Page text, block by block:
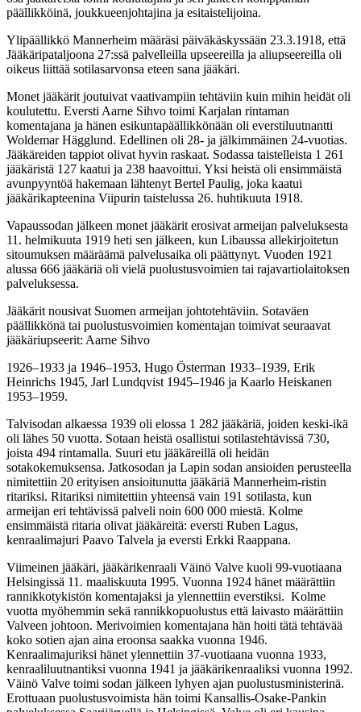
päällikköinä, joukkueenjohtajina ja esitaistelijoina.
Ylipäällikkö Mannerheim määräsi päiväkäskyssään 23.3.1918, että
Jääkäripataljoona 27:ssä palvelleilla upseereilla ja aliupseereilla oli
oikeus liittää sotilasarvonsa eteen sana jääkäri.
Monet jääkärit joutuivat vaativampiin tehtäviin kuin mihin heidät oli
koulutettu. Eversti Aarne Sihvo toimi Karjalan rintaman
komentajana ja hänen esikuntapäällikkönään oli everstiluutnantti
Woldemar Hägglund. Edellinen oli 28- ja jälkimmäinen 24-vuotias.
Jääkäreiden tappiot olivat hyvin raskaat. Sodassa taistelleista 1 261
jääkäristä 127 kaatui ja 238 haavoittui. Yksi heistä oli ensimmäistä
avunpyyntöä hakemaan lähtenyt Bertel Paulig, joka kaatui
jääkärikapteenina Viipurin taistelussa 26. huhtikuuta 1918.
Vapaussodan jälkeen monet jääkärit erosivat armeijan palveluksesta
11. helmikuuta 1919 heti sen jälkeen, kun Libaussa allekirjoitetun
sitoumuksen määräämä palvelusaika oli päättynyt. Vuoden 1921
alussa 666 jääkäriä oli vielä puolustusvoimien tai rajavartiolaitoksen
palveluksessa.
Jääkärit nousivat Suomen armeijan johtotehtäviin. Sotaväen
päällikkönä tai puolustusvoimien komentajan toimivat seuraavat
jääkäriupseerit: Aarne Sihvo
1926–1933 ja 1946–1953, Hugo Österman 1933–1939, Erik
Heinrichs 1945, Jarl Lundqvist 1945–1946 ja Kaarlo Heiskanen
1953–1959.
Talvisodan alkaessa 1939 oli elossa 1 282 jääkäriä, joiden keski-ikä
oli lähes 50 vuotta. Sotaan heistä osallistui sotilastehtävissä 730,
joista 494 rintamalla. Suuri etu jääkäreillä oli heidän
sotakokemuksensa. Jatkosodan ja Lapin sodan ansioiden perusteella
nimitettiin 20 erityisen ansioitunutta jääkäriä Mannerheim-ristin
ritariksi. Ritariksi nimitettiin yhteensä vain 191 sotilasta, kun
armeijan eri tehtävissä palveli noin 600 000 miestä. Kolme
ensimmäistä ritaria olivat jääkäreitä: eversti Ruben Lagus,
kenraalimajuri Paavo Talvela ja eversti Erkki Raappana.
Viimeinen jääkäri, jääkärikenraali Väinö Valve kuoli 99-vuotiaana
Helsingissä 11. maaliskuuta 1995. Vuonna 1924 hänet määrättiin
rannikkotykistön komentajaksi ja ylennettiin everstiksi. Kolme
vuotta myöhemmin sekä rannikkopuolustus että laivasto määrättiin
Valveen johtoon. Merivoimien komentajana hän hoiti tätä tehtävää
koko sotien ajan aina eroonsa saakka vuonna 1946.
Kenraalimajuriksi hänet ylennettiin 37-vuotiaana vuonna 1933,
kenraaliluutnantiksi vuonna 1941 ja jääkärikenraaliksi vuonna 1992.
Väinö Valve toimi sodan jälkeen lyhyen ajan puolustusministerinä.
Erottuaan puolustusvoimista hän toimi Kansallis-Osake-Pankin